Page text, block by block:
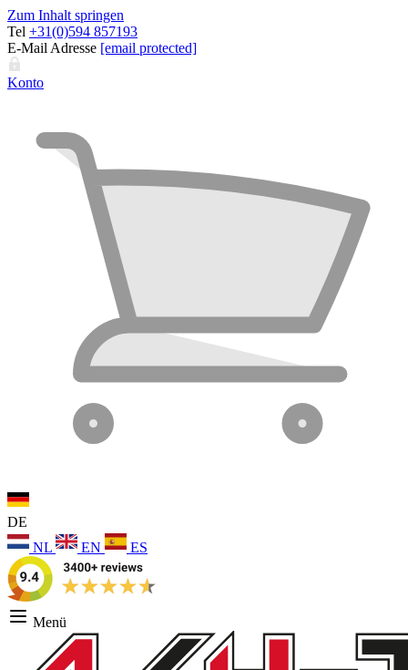
Zum Inhalt springen
Tel +31(0)594 857193
E-Mail Adresse [email protected]
Konto
DE
NL
EN ES
Menü